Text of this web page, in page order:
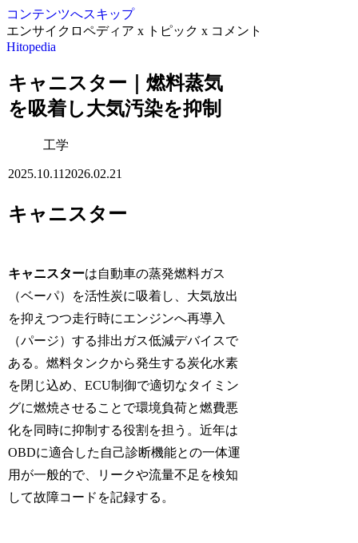
コンテンツへスキップ
エンサイクロペディア x トピック x コメント
Hitopedia
キャニスター｜燃料蒸気
を吸着し大気汚染を抑制
工学
2025.10.11 2026.02.21
キャニスター
キャニスターは自動車の蒸発燃料ガス
（ベーパ）を活性炭に吸着し、大気放出
を抑えつつ走行時にエンジンへ再導入
（パージ）する排出ガス低減デバイスで
ある。燃料タンクから発生する炭化水素
を閉じ込め、ECU制御で適切なタイミン
グに燃焼させることで環境負荷と燃費悪
化を同時に抑制する役割を担う。近年は
OBDに適合した自己診断機能との一体運
用が一般的で、リークや流量不足を検知
して故障コードを記録する。